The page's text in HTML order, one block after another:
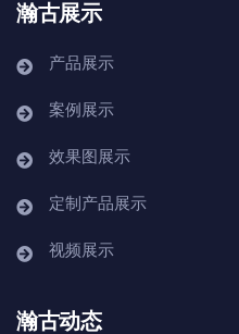
瀚古展示
产品展示
案例展示
效果图展示
定制产品展示
视频展示
瀚古动态